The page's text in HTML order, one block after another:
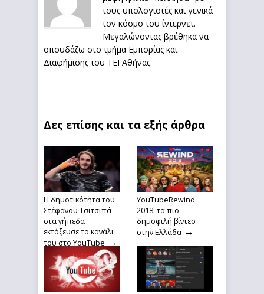
τους υπολογιστές και γενικά
τον κόσμο του ίντερνετ.
Μεγαλώνοντας βρέθηκα να
σπουδάζω στο τμήμα Εμπορίας και
Διαφήμισης του ΤΕΙ Αθήνας.
Δες επίσης και τα εξής άρθρα
Η δημοτικότητα του
Στέφανου Τσιτσιπά
στα γήπεδα
εκτόξευσε το κανάλι
του στο YouTube →
YouTubeRewind
2018: τα πιο
δημοφιλή βίντεο
στην Ελλάδα →